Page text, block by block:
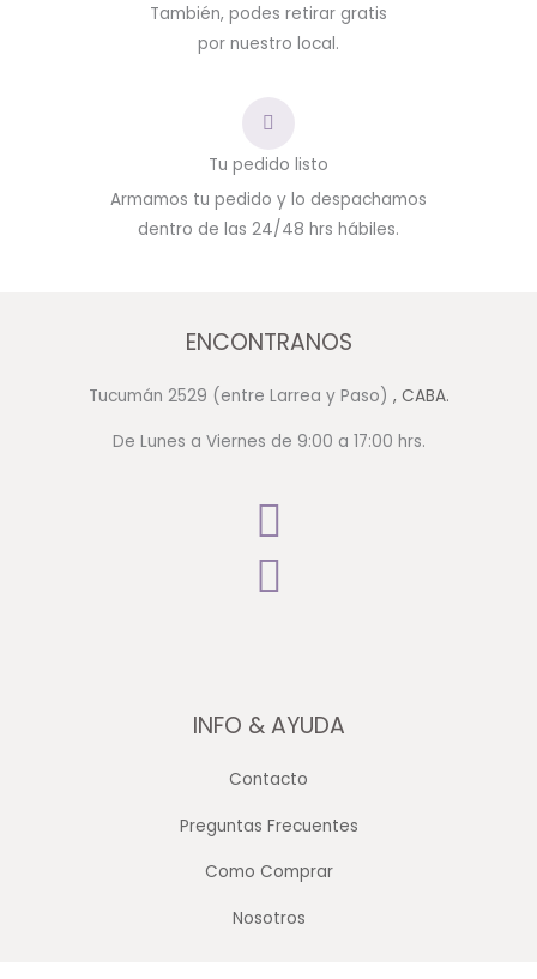
También, podes retirar gratis
por nuestro local.
Tu pedido listo
Armamos tu pedido y lo despachamos
dentro de las 24/48 hrs hábiles.
ENCONTRANOS
Tucumán 2529 (entre Larrea y Paso) , CABA.
De Lunes a Viernes de 9:00 a 17:00 hrs.
INFO & AYUDA
Contacto
Preguntas Frecuentes
Como Comprar
Nosotros